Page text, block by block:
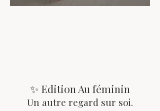
✨ Edition Au féminin
Un autre regard sur soi.